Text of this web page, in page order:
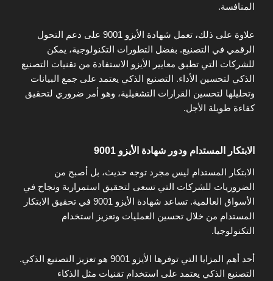
المنافسة.
علاوة على ذلك، تعمل شهادة الأيزو 9001 على دعم التحول
الرقمي في التصنيع. بفضل التطورات التكنولوجية، يمكن
للشركات التي تطبق معايير الأيزو الاستفادة من تقنيات التصنيع
الذكي لتحسين الأداء. التصنيع الذكي يعتمد على جمع البيانات
وتحليلها لتحسين القرارات التشغيلية، وهو أمر ضروري لتحقيق
كفاءة طويلة الأجل.
الابتكار المستدام ودور شهادة الأيزو 9001
الابتكار المستدام ليس مجرد توجه حديث، بل أصبح من
الضروريات للشركات التي تسعى لتحقيق استمرارية ونجاح في
الأسواق العالمية. تساعد شهادة الأيزو 9001 في تحقيق الابتكار
المستدام من خلال تحسين العمليات وتعزيز استخدام
التكنولوجيا.
أحد أهم المزايا التي توفرها الأيزو 9001 هو تعزيز التصنيع الذكي.
التصنيع الذكي يعتمد على استخدام تقنيات مثل الذكاء